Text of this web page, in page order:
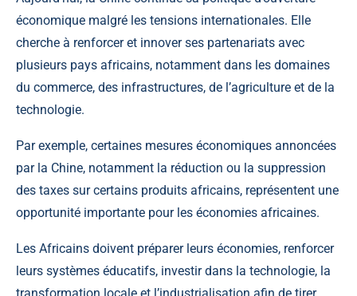
économique malgré les tensions internationales. Elle
cherche à renforcer et innover ses partenariats avec
plusieurs pays africains, notamment dans les domaines
du commerce, des infrastructures, de l’agriculture et de la
technologie.
Par exemple, certaines mesures économiques annoncées
par la Chine, notamment la réduction ou la suppression
des taxes sur certains produits africains, représentent une
opportunité importante pour les économies africaines.
Les Africains doivent préparer leurs économies, renforcer
leurs systèmes éducatifs, investir dans la technologie, la